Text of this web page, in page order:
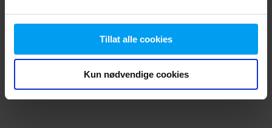
Tillat alle cookies
Kun nødvendige cookies